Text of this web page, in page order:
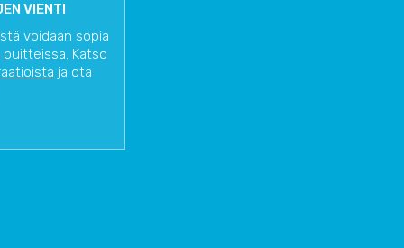
VIENTI
voidaan sopia
Katso
ja ota